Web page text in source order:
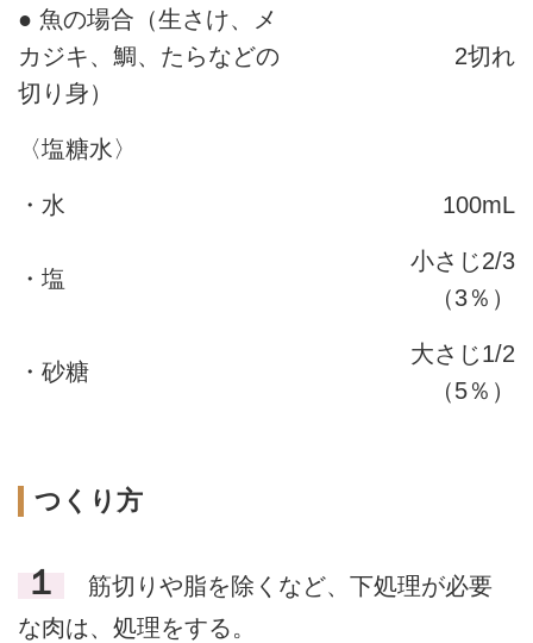
● 魚の場合（生さけ、メ
カジキ、鯛、たらなどの
切り身）
2切れ
〈塩糖水〉
・水 100mL
・塩
小さじ2/3
（3％）
・砂糖
大さじ1/2
（5％）
つくり方
１
筋切りや脂を除くなど、下処理が必要
な肉は、処理をする。